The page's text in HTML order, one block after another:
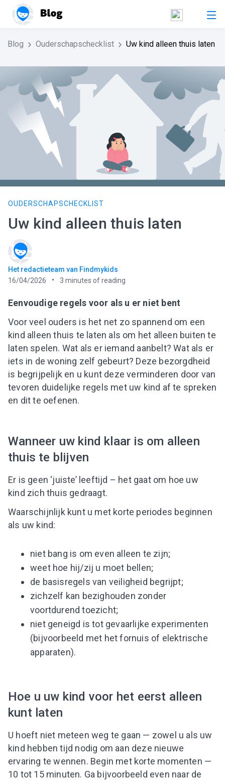
Blog Ouderschapschecklist Uw kind alleen thuis laten
OUDERSCHAPSCHECKLIST
Uw kind alleen thuis laten
Het redactieteam van Findmykids
16/04/2026
3 minutes of reading
Eenvoudige regels voor als u er niet bent
Voor veel ouders is het net zo spannend om een
kind alleen thuis te laten als om het alleen buiten te
laten spelen. Wat als er iemand aanbelt? Wat als er
iets in de woning zelf gebeurt? Deze bezorgdheid
is begrijpelijk en u kunt deze verminderen door van
tevoren duidelijke regels met uw kind af te spreken
en dit te oefenen.
Wanneer uw kind klaar is om alleen
thuis te blijven
Er is geen ‘juiste’ leeftijd – het gaat om hoe uw
kind zich thuis gedraagt.
Waarschijnlijk kunt u met korte periodes beginnen
als uw kind:
niet bang is om even alleen te zijn;
weet hoe hij/zij u moet bellen;
de basisregels van veiligheid begrijpt;
zichzelf kan bezighouden zonder
voortdurend toezicht;
niet geneigd is tot gevaarlijke experimenten
(bijvoorbeeld met het fornuis of elektrische
apparaten).
Hoe u uw kind voor het eerst alleen
kunt laten
U hoeft niet meteen weg te gaan — zowel u als uw
kind hebben tijd nodig om aan deze nieuwe
ervaring te wennen. Begin met korte momenten —
10 tot 15 minuten. Ga bijvoorbeeld even naar de